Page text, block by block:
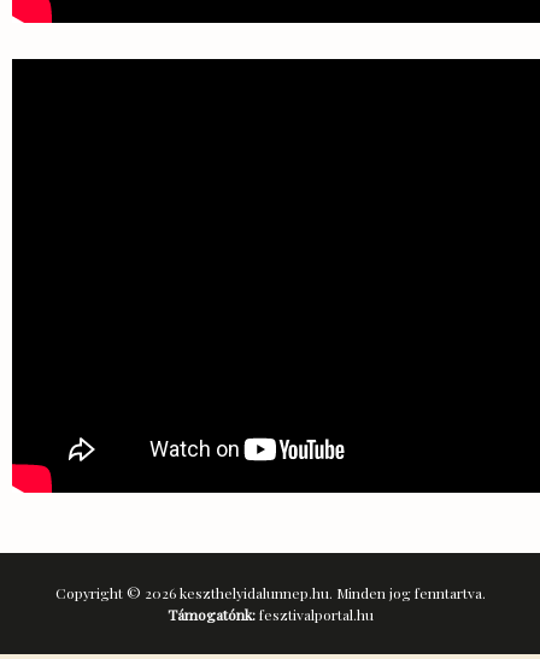
Copyright © 2026 keszthelyidalunnep.hu. Minden jog fenntartva.
Támogatónk: fesztivalportal.hu